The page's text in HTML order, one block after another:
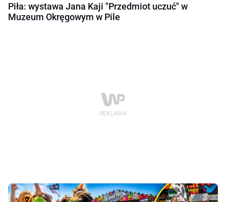
Piła: wystawa Jana Kaji "Przedmiot uczuć" w
Muzeum Okręgowym w Pile